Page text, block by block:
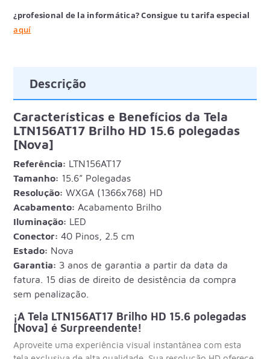
¿profesional de la informática? Consigue tu tarifa especial
aquí
Descrição
Características e Benefícios da Tela
LTN156AT17 Brilho HD 15.6 polegadas
[Nova]
Referência: LTN156AT17
Tamanho: 15.6” Polegadas
Resolução: WXGA (1366x768) HD
Acabamento: Acabamento Brilho
Iluminação: LED
Conector: 40 Pinos, 2.5 cm
Estado: Nova
Garantia: 3 anos de garantia a partir da data da
fatura. 15 dias de direito de desistência da compra
sem penalização.
¡A Tela LTN156AT17 Brilho HD 15.6 polegadas
[Nova] é Surpreendente!
Aproveite uma experiência visual instantânea com esta